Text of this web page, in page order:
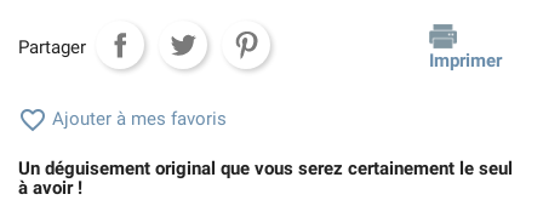
Partager
Imprimer
 Ajouter à mes favoris
Un déguisement original que vous serez certainement le seul
à avoir !